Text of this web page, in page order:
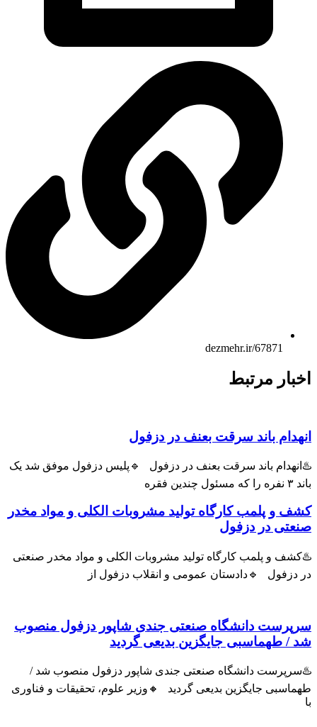
dezmehr.ir/67871
مرتبط
باند سرقت بعنف در دزفول
باند سرقت بعنف در دزفول 🔹پلیس دزفول موفق شد یک
و پلمب کارگاه تولید مشروبات الکلی و مواد مخدر
در دزفول
و پلمب کارگاه تولید مشروبات الکلی و مواد مخدر صنعتی
🔹دادستان عمومی و انقلاب دزفول از
دانشگاه صنعتی جندی شاپور دزفول منصوب
طهماسبی جایگزین بدیعی گردید
دانشگاه صنعتی جندی شاپور دزفول منصوب شد /
جایگزین بدیعی گردید 🔸وزیر علوم، تحقیقات و فناوری